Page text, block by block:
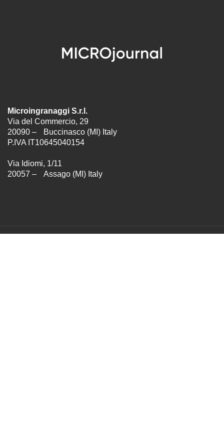
Microingranaggi S.r.l.
Via del Commercio, 29
20090 – Buccinasco (MI) Italy
P.IVA IT10645040154
Via Idiomi, 1/11
20057 – Assago (MI) Italy